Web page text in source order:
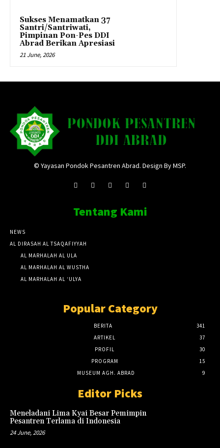
Sukses Menamatkan 37
Santri/Santriwati,
Pimpinan Pon-Pes DDI
Abrad Berikan Apresiasi
21 June, 2026
© Yayasan Pondok Pesantren Abrad. Design By MSP.
Tentang Kami
NEWS
AL DIRASAH AL TSAQAFIYYAH
AL MARHALAH AL ULA
AL MARHALAH AL WUSTHA
AL MARHALAH AL ‘ULYA
Popular Category
BERITA
341
ARTIKEL
37
PROFIL
30
PROGRAM
15
MUSEUM AGH. ABRAD
9
Editor Picks
Meneladani Lima Kyai Besar Pemimpin
Pesantren Terlama di Indonesia
24 June, 2026